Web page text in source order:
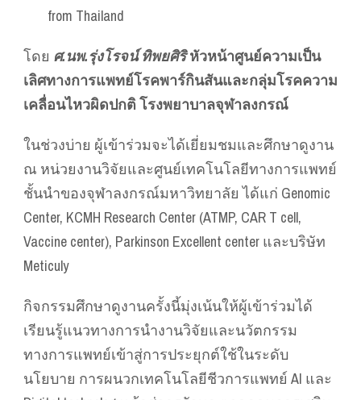
from Thailand
โดย ศ.นพ.รุ่งโรจน์ ทิพยศิริหัวหน้าศูนย์ความเป็น
เลิศทางการแพทย์โรคพาร์กินสันและกลุ่มโรคความ
เคลื่อนไหวผิดปกติ โรงพยาบาลจุฬาลงกรณ์
ในช่วงบ่าย ผู้เข้าร่วมจะได้เยี่ยมชมและศึกษาดูงาน
ณ หน่วยงานวิจัยและศูนย์เทคโนโลยีทางการแพทย์
ชั้นนำของจุฬาลงกรณ์มหาวิทยาลัย ได้แก่ Genomic
Center, KCMH Research Center (ATMP, CAR T cell,
Vaccine center), Parkinson Excellent center และบริษัท
Meticuly
กิจกรรมศึกษาดูงานครั้งนี้มุ่งเน้นให้ผู้เข้าร่วมได้
เรียนรู้แนวทางการนำงานวิจัยและนวัตกรรม
ทางการแพทย์เข้าสู่การประยุกต์ใช้ในระดับ
นโยบาย การผนวกเทคโนโลยีชีวการแพทย์ AI และ